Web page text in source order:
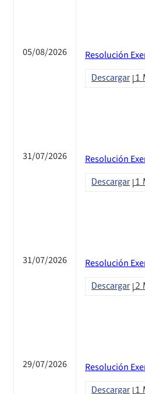
05/08/2026 Resolución
Descargar 1
31/07/2026 Resolución
Descargar 1
31/07/2026 Resolución
Descargar 2
29/07/2026 Resolución
Descargar 1